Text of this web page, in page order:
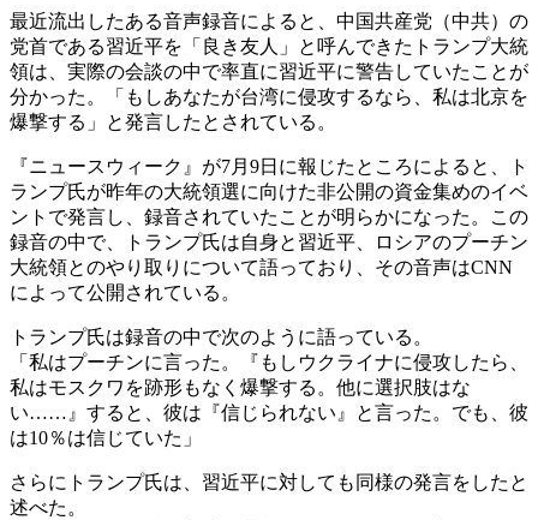
最近流出したある音声録音によると、中国共産党（中共）の
党首である習近平を「良き友人」と呼んできたトランプ大統
領は、実際の会談の中で率直に習近平に警告していたことが
分かった。「もしあなたが台湾に侵攻するなら、私は北京を
爆撃する」と発言したとされている。
『ニュースウィーク』が7月9日に報じたところによると、ト
ランプ氏が昨年の大統領選に向けた非公開の資金集めのイベ
ントで発言し、録音されていたことが明らかになった。この
録音の中で、トランプ氏は自身と習近平、ロシアのプーチン
大統領とのやり取りについて語っており、その音声はCNN
によって公開されている。
トランプ氏は録音の中で次のように語っている。
「私はプーチンに言った。『もしウクライナに侵攻したら、
私はモスクワを跡形もなく爆撃する。他に選択肢はな
い……』すると、彼は『信じられない』と言った。でも、彼
は10％は信じていた」
さらにトランプ氏は、習近平に対しても同様の発言をしたと
述べた。